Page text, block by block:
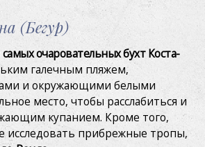
(Бегур)
самых очаровательных бухт Коста-
галечным пляжем,
и окружающими белыми
место, чтобы расслабиться и
купанием. Кроме того,
исследовать прибрежные тропы,
и анализировать
этого веб-сайта.
с помощью этого типа файлов
для измерения активности в
профилей навигации
внесения улучшений на основе
использовании, сделанных
Они позволяют нам сохранять
пользователя, чтобы
наших услуг и предложить лучший
продуктов.